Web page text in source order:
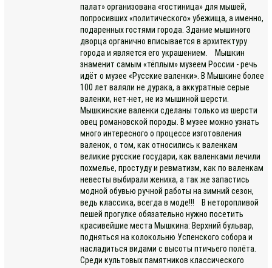
палат» организована «гостиница» для мышей,
попросивших «политического» убежища, а именно,
подаренных гостями города. Здание мышиного
дворца органично вписывается в архитектуру
города и является его украшением. Мышкин
знаменит самым «тёплым» музеем России - речь
идёт о музее «Русские валенки». В Мышкине более
100 лет валяли не дурака, а аккуратные серые
валенки, нет-нет, не из мышиной шерсти.
Мышкинские валенки сделаны только из шерсти
овец романовской породы. В музее можно узнать
много интересного о процессе изготовления
валенок, о том, как относились к валенкам
великие русские государи, как валенками лечили
похмелье, простуду и ревматизм, как по валенкам
невесты выбирали жениха, а так же запастись
модной обувью ручной работы на зимний сезон,
ведь классика, всегда в моде!!! В неторопливой
пешей прогулке обязательно нужно посетить
красивейшие места Мышкина: Верхний бульвар,
подняться на колокольню Успенского собора и
насладиться видами с высоты птичьего полёта.
Среди культовых памятников классического